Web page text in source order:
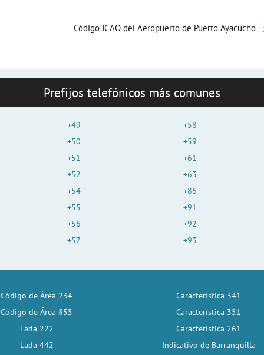
Código ICAO del Aeropuerto de Puerto Ayacucho
Prefijos telefónicos más comunes
+49
+50
+51
+52
+54
+55
+56
+57
+58
+59
+61
+63
+86
+91
+92
+93
Código de Área 234
Código de Área 855
Lada 222
Lada 442
Característica 341
Característica 351
Característica 261
Indicativo de Barranquilla